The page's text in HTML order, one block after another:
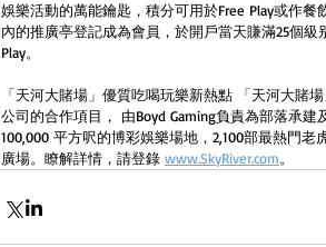
娛樂活動的萬能鑰匙，積分可用於Free Play或作
內的推廣亭登記成為會員，於開戶當天賺滿25個
Play。
「天河大賭場」優質吃喝玩樂新熱點 「天河大賭
公司的合作項目， 由Boyd Gaming負責為部落承
100,000 平方呎的博彩娛樂場地，2,100部最熱門
廣場。瞭解詳情，請登錄 www.SkyRiver.com。